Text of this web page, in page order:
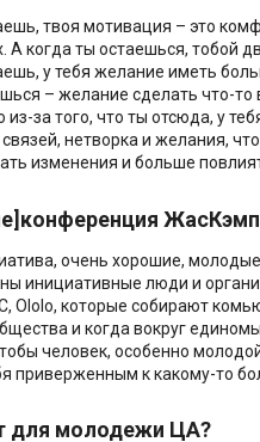
твоя мотивация – это
А когда ты остаешься, тобой
у тебя желание иметь
– желание сделать что-то
за того, что ты отсюда, у
нетворка и желания,
изменения и больше
очень хорошие,
инициативные люди и
которые собирают
и когда вокруг
человек, особенно
приверженным к какому-то
для молодежи ЦА?